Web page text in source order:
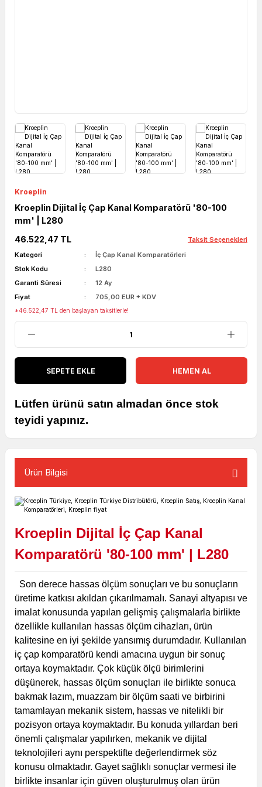
Kroeplin
Kroeplin Dijital İç Çap Kanal Komparatörü '80-100
mm' | L280
46.522,47 TL
Taksit Seçenekleri
Kategori
İç Çap Kanal Komparatörleri
Stok Kodu
L280
Garanti Süresi
12 Ay
Fiyat
705,00 EUR + KDV
*46.522,47 TL den başlayan taksitlerle!
SEPETE EKLE HEMEN AL
Lütfen ürünü satın almadan önce stok
teyidi yapınız.
Ürün Bilgisi
Kroeplin Dijital İç Çap Kanal
Komparatörü '80-100 mm' | L280
Son derece hassas ölçüm sonuçları ve bu sonuçların
üretime katkısı akıldan çıkarılmamalı. Sanayi altyapısı ve
imalat konusunda yapılan gelişmiş çalışmalarla birlikte
özellikle kullanılan hassas ölçüm cihazları, ürün
kalitesine en iyi şekilde yansımış durumdadır. Kullanılan
iç çap komparatörü kendi amacına uygun bir sonuç
ortaya koymaktadır. Çok küçük ölçü birimlerini
düşünerek, hassas ölçüm sonuçları ile birlikte sonuca
bakmak lazım, muazzam bir ölçüm saati ve birbirini
tamamlayan mekanik sistem, hassas ve nitelikli bir
pozisyon ortaya koymaktadır. Bu konuda yıllardan beri
önemli çalışmalar yapılırken, mekanik ve dijital
teknolojileri aynı perspektifte değerlendirmek söz
konusu olmaktadır. Gayet sağlıklı sonuçlar vermesi ile
birlikte insanlar için güven oluşturulmuş olan ürün